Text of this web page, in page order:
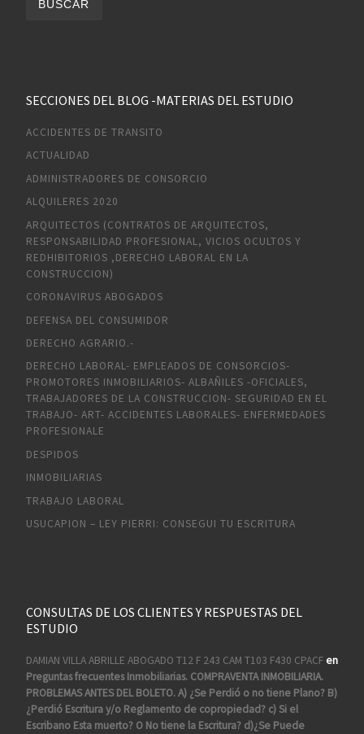
SECCIONES DEL BLOG -MATERIAS DEL ESTUDIO
ACCIDENTES DE TRANSITO
ACTUALIDAD
ADMINISTRADORES DE CONSORCIO
ALQUILERES 2020
ARQUITECTOS (CONTRATOS DE ARQUITECTOS,
RESPONSABILIDAD PROFESIONAL, VICIOS OCULTOS Y
REDHIBITORIOS ,DERECHO LABORAL EN LA
CONSTRUCCION)
CORONAVIRUS ABOGADOS
DEFENSA DEL CONSUMIDOR
DERECHO AGRARIO.-
DERECHO LABORAL- EMPLEADOS DE CONSORCIOS-
PROMOTORES INMOBILIARIOS- ALBAÑILES -OFICIALES,
TRABAJADORES DE LA CONSTRUCCION- SEGURIDAD EN EL
TRABAJO- ART- ACCIDENTES LABORALES- ENFERMEDADES
PROFESIONALE
DESPIDOS
INMOBILIARIAS
TRABAJO LABORAL
USUCAPION – LEY PIERRI: CONSEGUI TU ESCRITURA
CONSULTAS DE LOS CLIENTES Y RESPUESTAS DEL
ESTUDIO
DAMIAN VILLA ABRILLE ABOGADO T12 F 243 CAM T103 F430 CPACFen
Preguntas frecuentes Inmobiliarias. COMPRAVENTA INMOBILIARIA.
PROBLEMAS ANTES DEL BOLETO. A) ¿Se Perdió o no tiene Plano? B)
¿Perdió Escritura y/o Reglamento de copropiedad? c) Si el
Escribano Esta muerto? O No tiene la Escritura? d)¿Se Puede